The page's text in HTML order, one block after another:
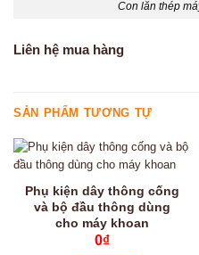
Con lăn thép
Liên hệ mua hàng
SẢN PHẨM TƯƠNG TỰ
Phụ kiện dây thông cống
và bộ đầu thông dùng
cho máy khoan
0₫